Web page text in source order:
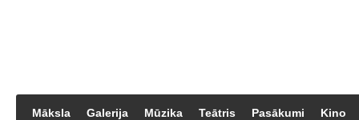
Māksla Galerija Mūzika Teātris Pasākumi Kino